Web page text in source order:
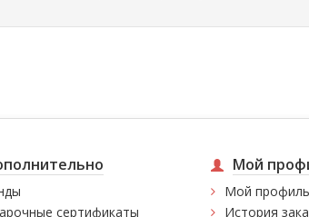
сертификаты
Мой
Мой профиль
История